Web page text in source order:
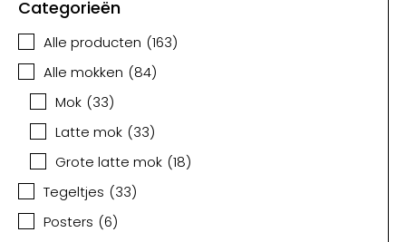
Categorieën
Alle producten (163)
Alle mokken (84)
Mok (33)
Latte mok (33)
Grote latte mok (18)
Tegeltjes (33)
Posters (6)